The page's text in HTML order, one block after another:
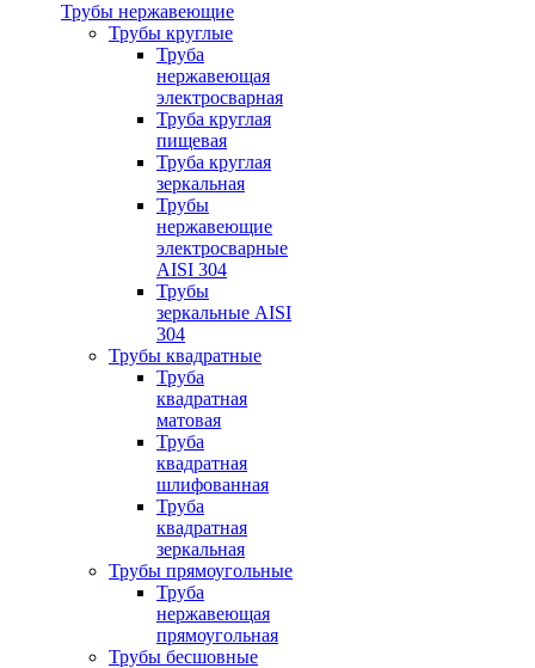
Трубы нержавеющие
Трубы круглые
Труба
нержавеющая
электросварная
Труба круглая
пищевая
Труба круглая
зеркальная
Трубы
нержавеющие
электросварные
AISI 304
Трубы
зеркальные AISI
304
Трубы квадратные
Труба
квадратная
матовая
Труба
квадратная
шлифованная
Труба
квадратная
зеркальная
Трубы прямоугольные
Труба
нержавеющая
прямоугольная
Трубы бесшовные